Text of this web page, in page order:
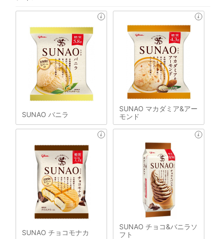
SUNAO バニラ
SUNAO マカダミア&アー
モンド
SUNAO チョコモナカ
SUNAO チョコ&バニラソ
フト